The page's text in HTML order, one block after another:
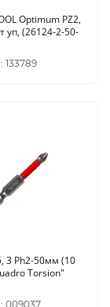
PZ2,
133789
3 Ph2-50мм (10
Torsion"
009037